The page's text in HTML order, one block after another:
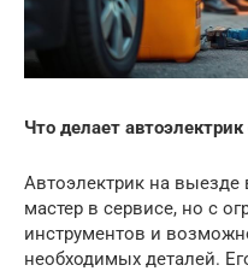
Что делает
Автоэлектрик на выезде
мастер в сервисе, но с
инструментов и
необходимых деталей.